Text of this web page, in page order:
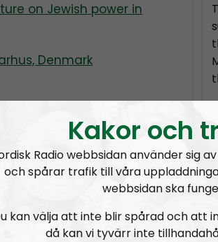
on Jewish power in
Denmark
2111174/episodes/fee
Kakor och
Radio webbsidan använder sig
och spårar trafik till våra
webbsidan ska
kan välja att inte blir spårad och att
då kan vi tyvärr inte